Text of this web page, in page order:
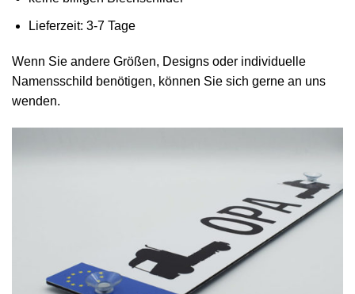
Lieferzeit: 3-7 Tage
Wenn Sie andere Größen, Designs oder individuelle
Namensschild benötigen, können Sie sich gerne an uns
wenden.